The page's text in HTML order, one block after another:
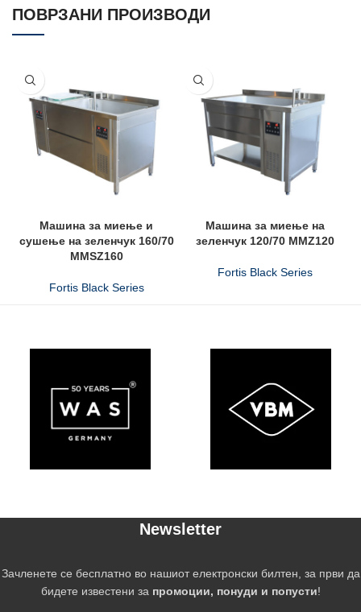
ПОВРЗАНИ ПРОИЗВОДИ
Машина за миење и
сушење на зеленчук 160/70
MMSZ160
Fortis Black Series
Машина за миење на
зеленчук 120/70 MMZ120
Fortis Black Series
Newsletter
Зачленете се бесплатно во нашиот електронски билтен, за први да
бидете известени за промоции, понуди и попусти!